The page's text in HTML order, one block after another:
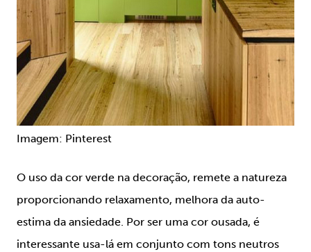
Imagem: Pinterest
O uso da cor verde na decoração, remete a natureza
proporcionando relaxamento, melhora da auto-
estima da ansiedade. Por ser uma cor ousada, é
interessante usa-lá em conjunto com tons neutros